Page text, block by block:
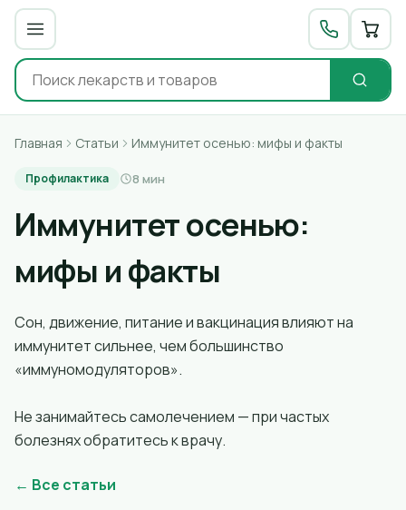
Главная Статьи Иммунитет осенью: мифы и факты
Профилактика 8 мин
Иммунитет осенью:
мифы и факты
Сон, движение, питание и вакцинация влияют на
иммунитет сильнее, чем большинство
«иммуномодуляторов».
Не занимайтесь самолечением — при частых
болезнях обратитесь к врачу.
← Все статьи